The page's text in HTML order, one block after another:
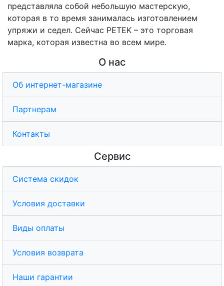
представляла собой небольшую мастерскую,
которая в то время занималась изготовлением
упряжи и седел. Сейчас PETEK – это торговая
марка, которая известна во всем мире.
О нас
Об интернет-магазине
Партнерам
Контакты
Сервис
Система скидок
Условия доставки
Виды оплаты
Условия возврата
Наши гарантии